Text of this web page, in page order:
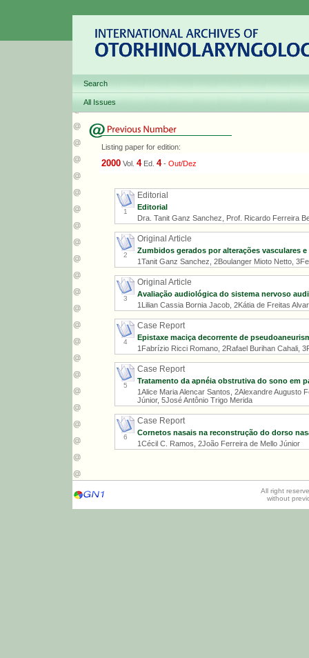
Search
All Issues
Listing paper for edition:
2000 Vol. 4Ed. 4- Out/Dez
1
Editorial
Editorial
Dra. Tanit Ganz Sanchez, Prof. Ricardo Ferreira
2
Original Article
Zumbidos gerados por alterações vasculares e
1Tanit Ganz Sanchez, 2Boulanger Mioto Netto,
3
Original Article
Avaliação audiológica do sistema nervoso
1Lilian Cassia Bornia Jacob, 2Kátia de Freitas
4
Case Report
Epistaxe maciça decorrente de
1Fabrízio Ricci Romano, 2Rafael Burihan Cahali,
5
Case Report
Tratamento da apnéia obstrutiva do sono em
1Alice Maria Alencar Santos, 2Alexandre Augusto
Júnior, 5José Antônio Trigo Merida
6
Case Report
Cornetos nasais na reconstrução do dorso
1Cécil C. Ramos, 2João Ferreira de Mello Júnior
All right
without